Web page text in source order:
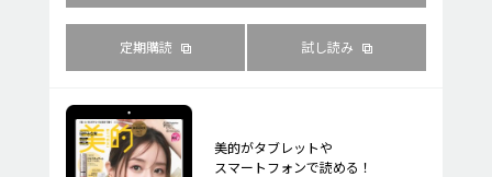
定期購読 試し読み
美的がタブレットや
スマートフォンで読める！